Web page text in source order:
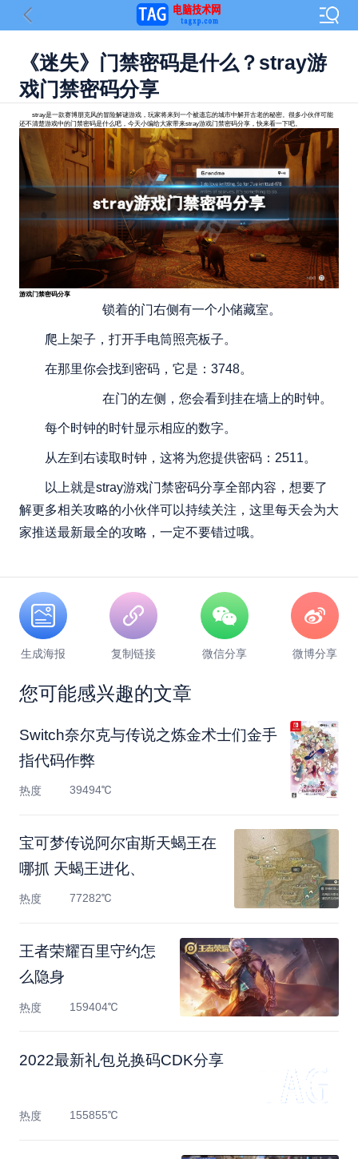
《迷失》门禁密码是什么？stray游
戏门禁密码分享
stray是一款赛博朋克风的冒险解谜游戏，玩家将来到一个被遗忘的城市中解开古老的秘密。很多小伙伴可能
还不清楚游戏中的门禁密码是什么吧，今天小编给大家带来stray游戏门禁密码分享，快来看一下吧。
游戏门禁密码分享
锁着的门右侧有一个小储藏室。
爬上架子，打开手电筒照亮板子。
在那里你会找到密码，它是：3748。
在门的左侧，您会看到挂在墙上的时钟。
每个时钟的时针显示相应的数字。
从左到右读取时钟，这将为您提供密码：2511。
以上就是stray游戏门禁密码分享全部内容，想要了
解更多相关攻略的小伙伴可以持续关注，这里每天会为大
家推送最新最全的攻略，一定不要错过哦。
生成海报 复制链接 微信分享 微博分享
您可能感兴趣的文章
Switch奈尔克与传说之炼金术士们金手
指代码作弊
热度 39494℃
宝可梦传说阿尔宙斯天蝎王在
哪抓 天蝎王进化、
热度 77282℃
王者荣耀百里守约怎
么隐身
热度 159404℃
2022最新礼包兑换码CDK分享
热度 155855℃